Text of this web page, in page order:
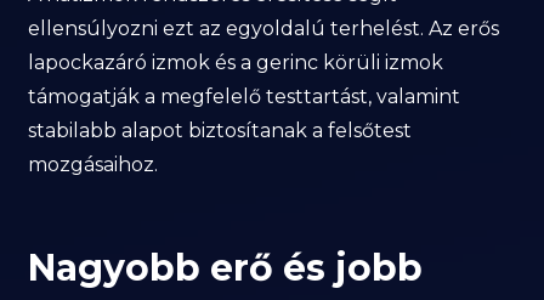
ellensúlyozni ezt az egyoldalú terhelést. Az erős
lapockazáró izmok és a gerinc körüli izmok
támogatják a megfelelő testtartást, valamint
stabilabb alapot biztosítanak a felsőtest
mozgásaihoz.
Nagyobb erő és jobb